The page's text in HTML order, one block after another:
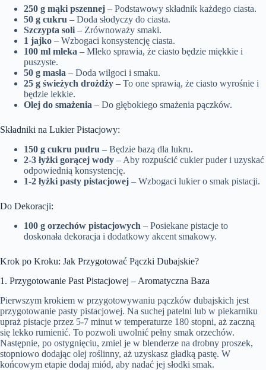
250 g mąki pszennej – Podstawowy składnik każdego ciasta.
50 g cukru – Doda słodyczy do ciasta.
Szczypta soli – Zrównoważy smaki.
1 jajko – Wzbogaci konsystencję ciasta.
100 ml mleka – Mleko sprawia, że ciasto będzie miękkie i
puszyste.
50 g masła – Doda wilgoci i smaku.
25 g świeżych drożdży – To one sprawią, że ciasto wyrośnie i
będzie lekkie.
Olej do smażenia – Do głębokiego smażenia pączków.
Składniki na Lukier Pistacjowy:
150 g cukru pudru – Będzie bazą dla lukru.
2-3 łyżki gorącej wody – Aby rozpuścić cukier puder i uzyskać
odpowiednią konsystencję.
1-2 łyżki pasty pistacjowej – Wzbogaci lukier o smak pistacji.
Do Dekoracji:
100 g orzechów pistacjowych – Posiekane pistacje to
doskonała dekoracja i dodatkowy akcent smakowy.
Krok po Kroku: Jak Przygotować Pączki Dubajskie?
1. Przygotowanie Past Pistacjowej – Aromatyczna Baza
Pierwszym krokiem w przygotowywaniu pączków dubajskich jest
przygotowanie pasty pistacjowej. Na suchej patelni lub w piekarniku
upraż pistacje przez 5-7 minut w temperaturze 180 stopni, aż zaczną
się lekko rumienić. To pozwoli uwolnić pełny smak orzechów.
Następnie, po ostygnięciu, zmiel je w blenderze na drobny proszek,
stopniowo dodając olej roślinny, aż uzyskasz gładką pastę. W
końcowym etapie dodaj miód, aby nadać jej słodki smak.